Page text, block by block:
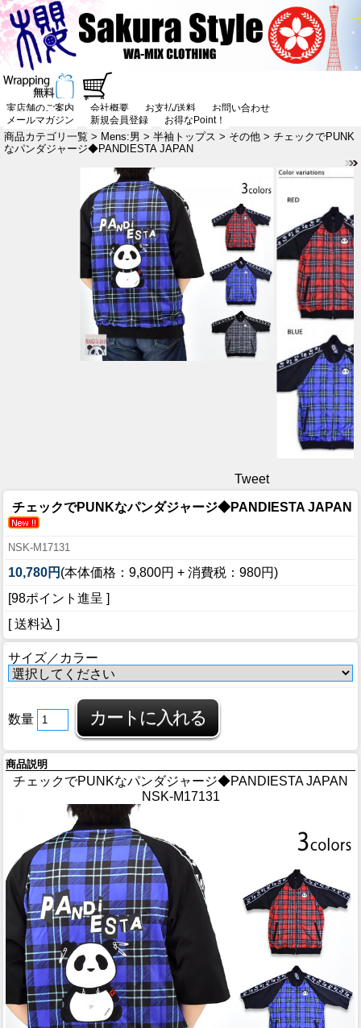
実店舗のご案内 会社概要 お支払/送料
お問い合わせ
メールマガジン
新規会員登録 お得なPoint！
商品カテゴリ一覧 > Mens:男 > 半袖トップス > その他 > チェックでPUNK
なパンダジャージ◆PANDIESTA JAPAN
Tweet
チェックでPUNKなパンダジャージ◆PANDIESTA JAPAN
NSK-M17131
10,780円 (本体価格：9,800円 + 消費税：980円)
[98ポイント進呈 ]
[ 送料込 ]
サイズ／カラー
数量
商品説明
チェックでPUNKなパンダジャージ◆PANDIESTA JAPAN
NSK-M17131